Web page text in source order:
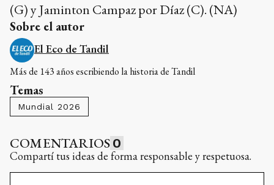
(G) y Jaminton Campaz por Díaz (C). (NA)
Sobre el autor
El Eco de Tandil
Más de 143 años escribiendo la historia de Tandil
Temas
Mundial 2026
COMENTARIOS 0
Compartí tus ideas de forma responsable y respetuosa.